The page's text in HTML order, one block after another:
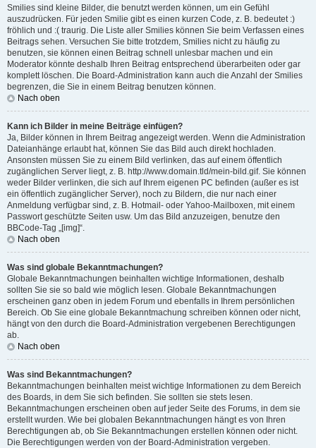
Smilies sind kleine Bilder, die benutzt werden können, um ein Gefühl
auszudrücken. Für jeden Smilie gibt es einen kurzen Code, z. B. bedeutet :)
fröhlich und :( traurig. Die Liste aller Smilies können Sie beim Verfassen eines
Beitrags sehen. Versuchen Sie bitte trotzdem, Smilies nicht zu häufig zu
benutzen, sie können einen Beitrag schnell unlesbar machen und ein
Moderator könnte deshalb Ihren Beitrag entsprechend überarbeiten oder gar
komplett löschen. Die Board-Administration kann auch die Anzahl der Smilies
begrenzen, die Sie in einem Beitrag benutzen können.
Nach oben
Kann ich Bilder in meine Beiträge einfügen?
Ja, Bilder können in Ihrem Beitrag angezeigt werden. Wenn die Administration
Dateianhänge erlaubt hat, können Sie das Bild auch direkt hochladen.
Ansonsten müssen Sie zu einem Bild verlinken, das auf einem öffentlich
zugänglichen Server liegt, z. B. http://www.domain.tld/mein-bild.gif. Sie können
weder Bilder verlinken, die sich auf Ihrem eigenen PC befinden (außer es ist
ein öffentlich zugänglicher Server), noch zu Bildern, die nur nach einer
Anmeldung verfügbar sind, z. B. Hotmail- oder Yahoo-Mailboxen, mit einem
Passwort geschützte Seiten usw. Um das Bild anzuzeigen, benutze den
BBCode-Tag „[img]“.
Nach oben
Was sind globale Bekanntmachungen?
Globale Bekanntmachungen beinhalten wichtige Informationen, deshalb
sollten Sie sie so bald wie möglich lesen. Globale Bekanntmachungen
erscheinen ganz oben in jedem Forum und ebenfalls in Ihrem persönlichen
Bereich. Ob Sie eine globale Bekanntmachung schreiben können oder nicht,
hängt von den durch die Board-Administration vergebenen Berechtigungen
ab.
Nach oben
Was sind Bekanntmachungen?
Bekanntmachungen beinhalten meist wichtige Informationen zu dem Bereich
des Boards, in dem Sie sich befinden. Sie sollten sie stets lesen.
Bekanntmachungen erscheinen oben auf jeder Seite des Forums, in dem sie
erstellt wurden. Wie bei globalen Bekanntmachungen hängt es von Ihren
Berechtigungen ab, ob Sie Bekanntmachungen erstellen können oder nicht.
Die Berechtigungen werden von der Board-Administration vergeben.